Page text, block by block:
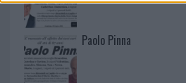
Paolo Pinna